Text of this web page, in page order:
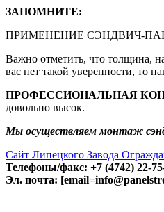
ЗАПОМНИТЕ:
ПРИМЕНЕНИЕ СЭНДВИЧ-
Важно отметить, что толщина,
вас нет такой уверенности, то
ПРОФЕССИОНАЛЬНАЯ
довольно высок.
Мы осуществляем монтаж
Сайт Липецкого Завода
Телефоны/факс: +7 (4742) 22-
Эл. почта: